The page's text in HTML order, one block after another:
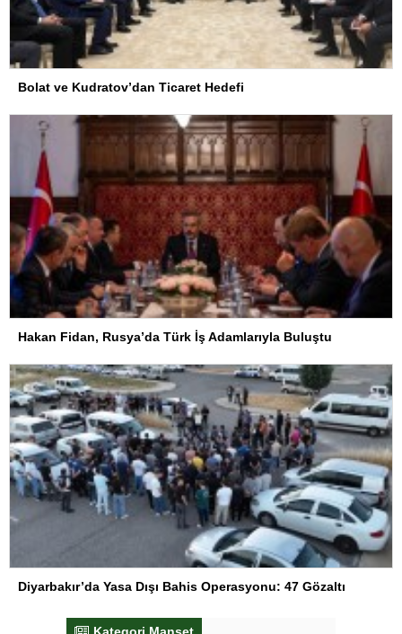
Bolat ve Kudratov’dan Ticaret Hedefi
Hakan Fidan, Rusya’da Türk İş Adamlarıyla Buluştu
Diyarbakır’da Yasa Dışı Bahis Operasyonu: 47 Gözaltı